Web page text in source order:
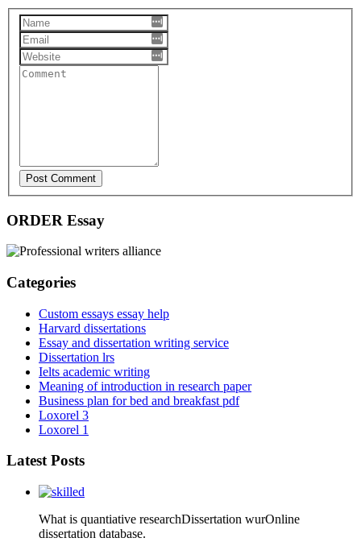
Post Comment
ORDER Essay
Categories
Custom essays essay help
Harvard dissertations
Essay and dissertation writing service
Dissertation lrs
Ielts academic writing
Meaning of introduction in research paper
Business plan for bed and breakfast pdf
Loxorel 3
Loxorel 1
Latest Posts
What is quantiative researchDissertation wurOnline
dissertation database.